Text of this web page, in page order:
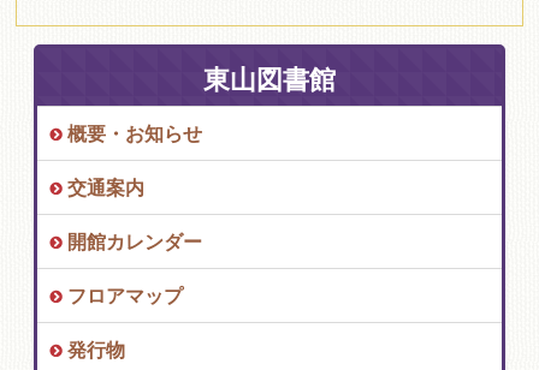
東山図書館
概要・お知らせ
交通案内
開館カレンダー
フロアマップ
発行物